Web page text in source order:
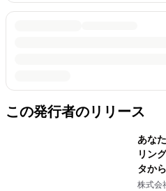
この発行者のリリース
あな
リン
タか
ーで
株式会